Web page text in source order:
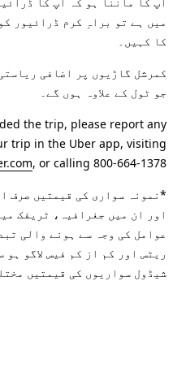
میں ہے تو براہِ کرم ڈرائیور
کا کہیں۔
کمرشل گاڑیوں پر اضافی
جو ٹول کے علاوہ ہوں گے۔
the trip, please report any
trip in the Uber app, visiting
, or calling 800-664-1378.
اور ان میں جغرافیہ، ٹریفک
عوامل کی وجہ سے ہونے والی
ریٹس اور کم از کم فیس لاگو
شیڈول سواریوں کی قیمتیں